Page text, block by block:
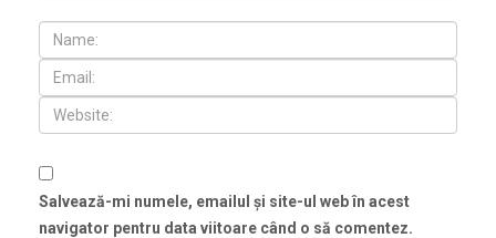
Salvează-mi numele, emailul și site-ul web în acest
navigator pentru data viitoare când o să comentez.